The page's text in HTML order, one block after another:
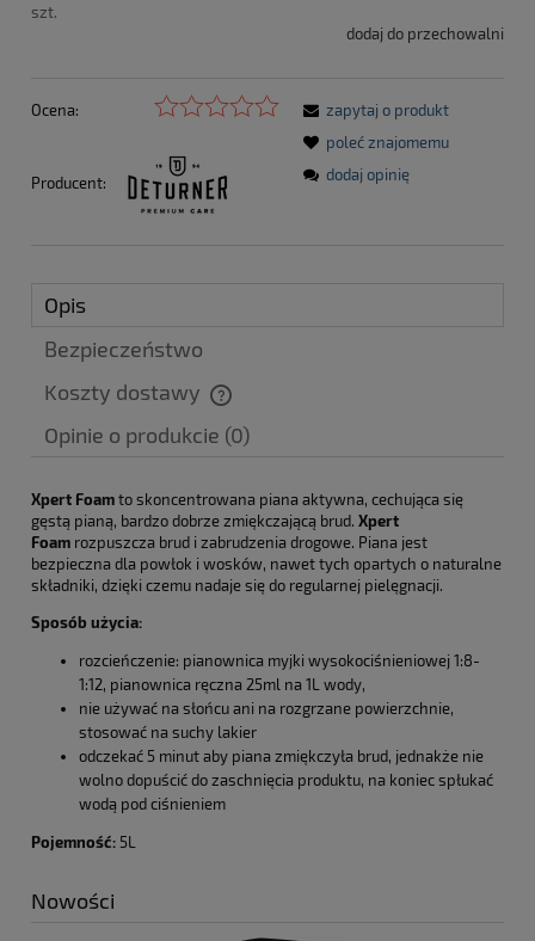
szt.
dodaj do przechowalni
Ocena:
Producent:
zapytaj o produkt
poleć znajomemu
dodaj opinię
Opis
Bezpieczeństwo
Koszty dostawy
Cena nie zawiera ewentualnych kosztów płatności
Opinie o produkcie (0)
Xpert Foam to skoncentrowana piana aktywna, cechująca się
gęstą pianą, bardzo dobrze zmiękczającą brud. Xpert
Foam rozpuszcza brud i zabrudzenia drogowe. Piana jest
bezpieczna dla powłok i wosków, nawet tych opartych o naturalne
składniki, dzięki czemu nadaje się do regularnej pielęgnacji.
Sposób użycia:
rozcieńczenie: pianownica myjki wysokociśnieniowej 1:8-
1:12, pianownica ręczna 25ml na 1L wody,
nie używać na słońcu ani na rozgrzane powierzchnie,
stosować na suchy lakier
odczekać 5 minut aby piana zmiękczyła brud, jednakże nie
wolno dopuścić do zaschnięcia produktu, na koniec spłukać
wodą pod ciśnieniem
Pojemność: 5L
Nowości